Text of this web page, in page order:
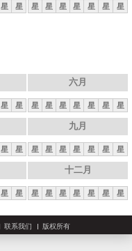
星 星 星 星 星 星 星 星 星
星 星
六月
星 星 星 星 星 星 星
星 星
九月
星 星 星 星 星 星 星
星 星
十二月
星 星 星 星 星 星 星
联系我们 版权所有